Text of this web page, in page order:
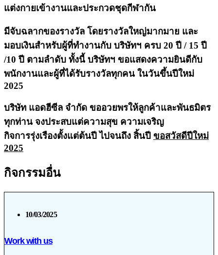
แต่งกายเข้างานและประกวดชุดกีฬากัน
มีจับฉลากของรางวัล โดยรางวัลใหญ่มากมาย และ
มอบเงินสำหรับผู้ที่ทำงานกับ บริษัทฯ ครบ 20 ปี / 15 ปี
/10 ปี ตามลำดับ ทั้งนี้ บริษัทฯ​ ขอแสดงความยินดีกับ
พนักงานและผู้ที่ได้รับรางวัลทุกคน ในวันขึ้นปีใหม่
2025
บริษัท แอดฮีซีล จำกัด ขออวยพรให้ลูกค้าและพันธมิตร
ทุกท่าน จงประสบแต่ความสุข ความเจริญ
กิจการรุ่งเรืองตั้งแต่ต้นปี ไปจนถึง สิ้นปี ขอสวัสดีปีใหม่
2025
กิจกรรมอื่น
10/03/2025
Work with us